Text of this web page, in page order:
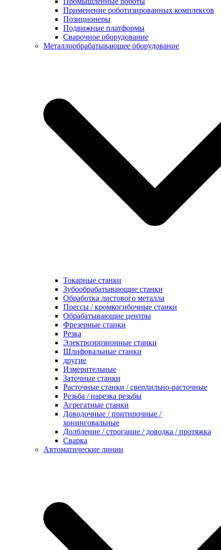
Применение роботизированных комплексов
Позиционеры
Подвижные платформы
Сварочное оборудование
Металлообрабатывающее оборудование
Токарные станки
Зубообрабатывающие станки
Обработка листового металла
Прессы / кромкогибочные станки
Обрабатывающие центры
Фрезерные станки
Резка
Электроэрозионные станки
Шлифовальные станки
другие
Измерительные
Заточные станки
Расточные станки / сверлильно-расточные
Резьба / нарезка резьбы
Агрегатные станки
Доводочные / притирочные /
хонинговальные
Долбление / строгание / доводка / протяжка
Сварка
Автоматические линии